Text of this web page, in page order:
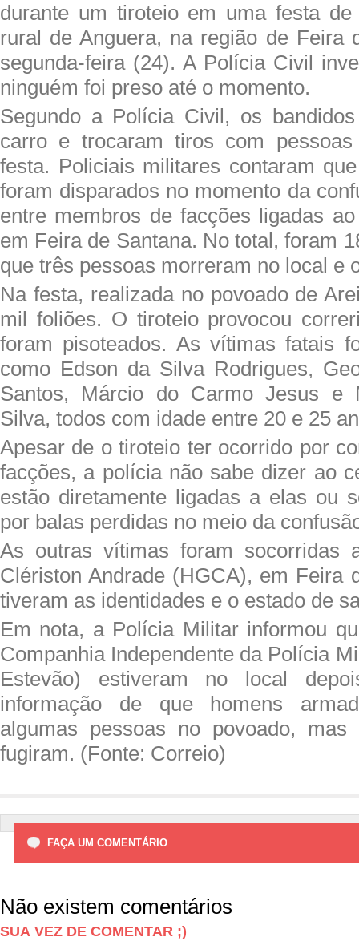
durante um tiroteio em uma festa
rural de Anguera, na região de Feira
segunda-feira (24). A Polícia Civil
ninguém foi preso até o momento.
Segundo a Polícia Civil, os
carro e trocaram tiros com
festa. Policiais militares contaram
foram disparados no momento da
entre membros de facções ligadas
em Feira de Santana. No total, foram
que três pessoas morreram no local e
Na festa, realizada no povoado de
mil foliões. O tiroteio provocou
foram pisoteados. As vítimas fatais
como Edson da Silva Rodrigues,
Santos, Márcio do Carmo Jesus e
Silva, todos com idade entre 20 e 25
Apesar de o tiroteio ter ocorrido por
facções, a polícia não sabe dizer ao
estão diretamente ligadas a elas ou
por balas perdidas no meio da
As outras vítimas foram socorridas
Clériston Andrade (HGCA), em Feira
tiveram as identidades e o estado de
Em nota, a Polícia Militar informou
Companhia Independente da Polícia
Estevão) estiveram no local
informação de que homens
algumas pessoas no povoado,
fugiram. (Fonte: Correio)
FAÇA UM COMENTÁRIO
Não existem comentários
SUA VEZ DE COMENTAR ;)